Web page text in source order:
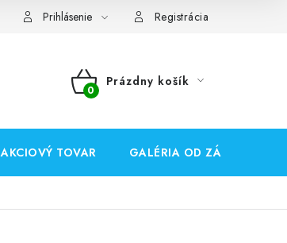
Prihlásenie Registrácia
NÁKUPNÝ
Prázdny košík
AKCIOVÝ TOVAR GALÉRIA OD ZÁKAZNÍKOV